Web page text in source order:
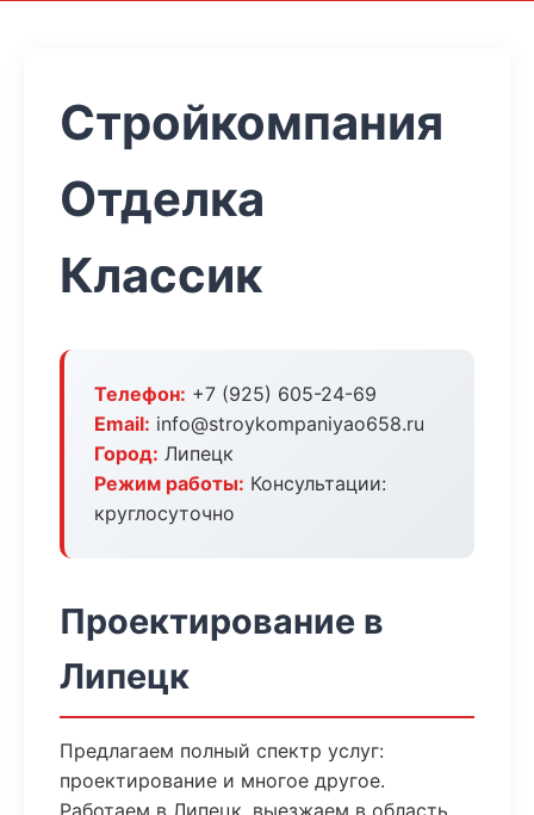
Стройкомпания
Отделка
Классик
Телефон: +7 (925) 605-24-69
Email: info@stroykompaniyao658.ru
Город: Липецк
Режим работы: Консультации:
круглосуточно
Проектирование в
Липецк
Предлагаем полный спектр услуг:
проектирование и многое другое.
Работаем в Липецк, выезжаем в область.